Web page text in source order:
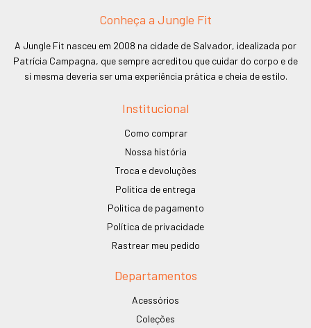
Conheça a Jungle Fit
A Jungle Fit nasceu em 2008 na cidade de Salvador, idealizada por
Patrícia Campagna, que sempre acreditou que cuidar do corpo e de
si mesma deveria ser uma experiência prática e cheia de estilo.
Institucional
Como comprar
Nossa história
Troca e devoluções
Politica de entrega
Politica de pagamento
Política de privacidade
Rastrear meu pedido
Departamentos
Acessórios
Coleções